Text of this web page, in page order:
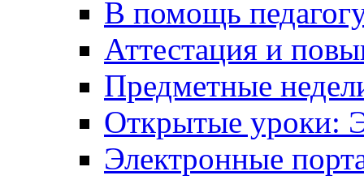
В помощь
Аттестация и
Предметные
Открытые уроки:
Электронные